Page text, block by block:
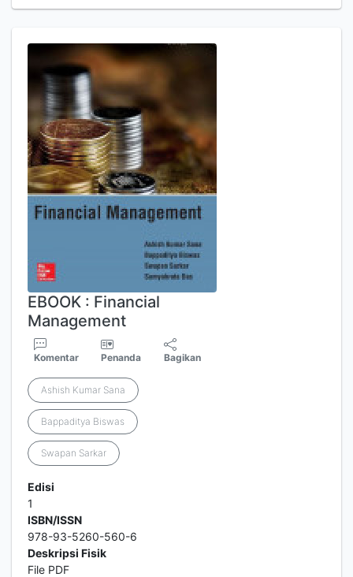
EBOOK : Financial
Management
Komentar Penanda Bagikan
Ashish Kumar Sana
Bappaditya Biswas
Swapan Sarkar
Edisi
1
ISBN/ISSN
978-93-5260-560-6
Deskripsi Fisik
File PDF